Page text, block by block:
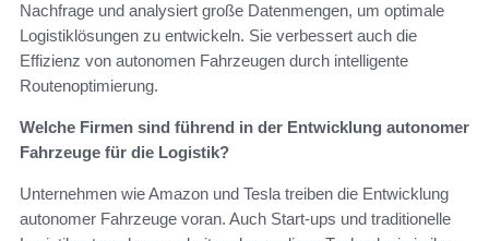
Nachfrage und analysiert große Datenmengen, um optimale
Logistiklösungen zu entwickeln. Sie verbessert auch die
Effizienz von autonomen Fahrzeugen durch intelligente
Routenoptimierung.
Welche Firmen sind führend in der Entwicklung autonomer
Fahrzeuge für die Logistik?
Unternehmen wie Amazon und Tesla treiben die Entwicklung
autonomer Fahrzeuge voran. Auch Start-ups und traditionelle